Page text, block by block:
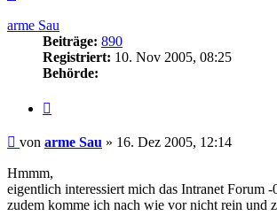
arme Sau
Beiträge: 890
Registriert: 10. Nov 2005, 08:25
Behörde:
Beitrag
von arme Sau » 16. Dez 2005, 12:14
Hmmm,
eigentlich interessiert mich das Intranet Forum -
zudem komme ich nach wie vor nicht rein und